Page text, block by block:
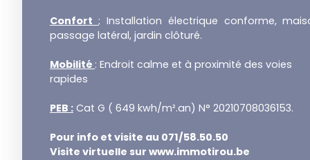
Confort ; Installation électrique conforme,
passage latéral, jardin clôturé.
Mobilité : Endroit calme et à proximité des voies
rapides
PEB : Cat G ( 649 kwh/m².an) N° 20210708036153.
Pour info et visite au 071/58.50.50
Visite virtuelle sur www.immotirou.be